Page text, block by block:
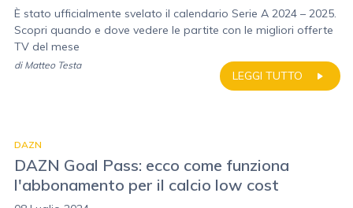
È stato ufficialmente svelato il calendario Serie A 2024 – 2025.
Scopri quando e dove vedere le partite con le migliori offerte
TV del mese
LEGGI TUTTO
di Matteo Testa
DAZN
DAZN Goal Pass: ecco come funziona
l'abbonamento per il calcio low cost